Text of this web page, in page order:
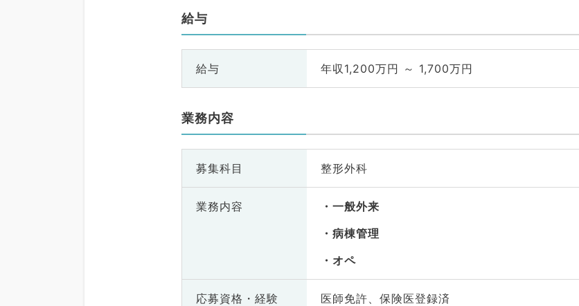
給与
給与 年収1,200万円 ～ 1,700万円
業務内容
募集科目 整形外科
業務内容
一般外来
病棟管理
オペ
応募資格・ 経験 医師免許、保険医登録済